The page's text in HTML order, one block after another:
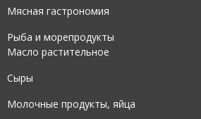
Мясная гастрономия
Рыба и морепродукты
Масло растительное
Сыры
Молочные продукты, яйца